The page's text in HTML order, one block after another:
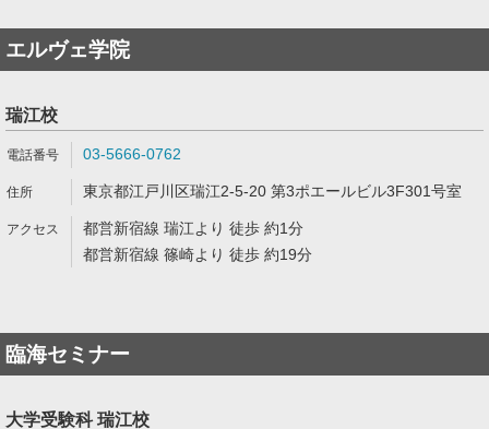
エルヴェ学院
瑞江校
03-5666-0762
東京都江戸川区瑞江2-5-20 第3ポエールビル3F301号室
都営新宿線 瑞江より 徒歩 約1分
都営新宿線 篠崎より 徒歩 約19分
臨海セミナー
大学受験科 瑞江校